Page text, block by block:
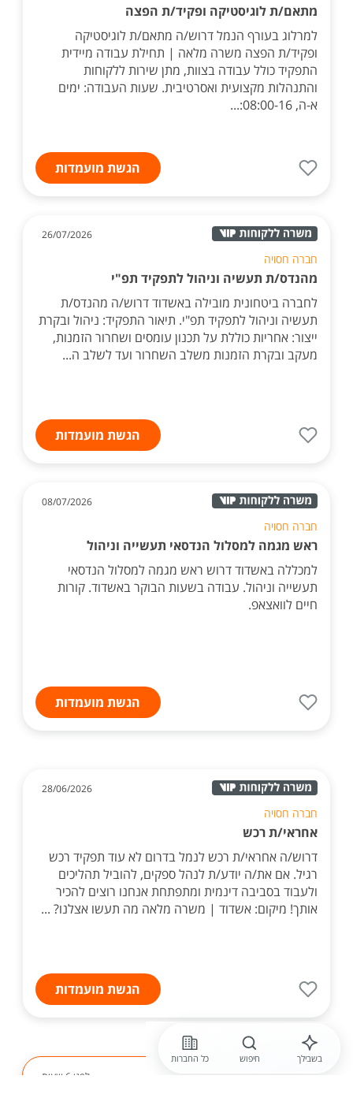
מתאם/ת לוגיסטיקה ופקיד/ת הפצה
למרלוג בעורף הנמל דרוש/ה מתאם/ת לוגיסטיקה
ופקיד/ת הפצה משרה מלאה | תחילת עבודה מיידית
התפקיד כולל עבודה בצוות, מתן שירות ללקוחות
והתנהלות מקצועית ואסרטיבית. שעות העבודה: ימים
א-ה, 08:00-16:...
הגשת מועמדות
26/07/2026
חברה חסויה
מהנדס/ת תעשיה וניהול לתפקיד תפ"י
לחברה ביטחונית מובילה באשדוד דרוש/ה מהנדס/ת
תעשיה וניהול לתפקיד תפ"י. תיאור התפקיד: ניהול ובקרת
ייצור: אחריות כוללת על תכנון עומסים ושחרור הזמנות,
מעקב ובקרת הזמנות משלב השחרור ועד לשלב ה...
הגשת מועמדות
08/07/2026
חברה חסויה
ראש מגמה למסלול הנדסאי תעשייה וניהול
למכללה באשדוד דרוש ראש מגמה למסלול הנדסאי
תעשייה וניהול. עבודה בשעות הבוקר באשדוד. קורות
חיים לוואצאפ.
הגשת מועמדות
28/06/2026
חברה חסויה
אחראי/ת רכש
דרוש/ה אחראי/ת רכש לנמל בדרום לא עוד תפקיד רכש
רגיל. אם את/ה יודע/ת לנהל ספקים, להוביל תהליכים
ולעבוד בסביבה דינמית ומתפתחת אנחנו רוצים להכיר
אותך! מיקום: אשדוד | משרה מלאה מה תעשו אצלנו? ...
הגשת מועמדות
לפני 6 שעות
בשבילך חיפוש כל החברות